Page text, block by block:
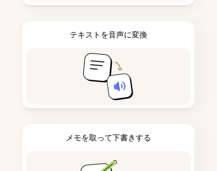
テキストを音声に変換
メモを取って下書きする